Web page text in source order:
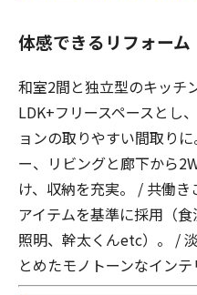
体感できるリフォーム
和室2間と独立型のキッ
LDK+フリースペースとし
ョンの取りやすい間取り
ー、リビングと廊下から
け、収納を充実。 / 共働
アイテムを基準に採用（食
照明、幹太くんetc）。 /
とめたモノトーンなインテ